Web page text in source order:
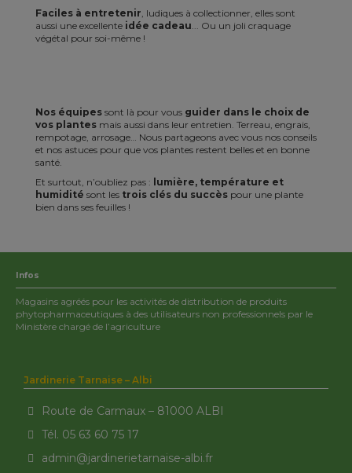
Faciles à entretenir , ludiques à collectionner, elles sont
aussi une excellente idée cadeau ... Ou un joli craquage
végétal pour soi-même !
Nos équipes sont là pour vous guider dans le choix de
vos plantes mais aussi dans leur entretien. Terreau, engrais,
rempotage, arrosage… Nous partageons avec vous nos conseils
et nos astuces pour que vos plantes restent belles et en bonne
santé.
Et surtout, n’oubliez pas : lumière, température et
humidité sont les trois clés du succès pour une plante
bien dans ses feuilles !
Infos
Magasins agréés pour les activités de distribution de produits
phytopharmaceutiques à des utilisateurs non professionnels par le
Ministère chargé de l’agriculture
Jardinerie Tarnaise – Albi
Route de Carmaux – 81000 ALBI
Tél. 05 63 60 75 17
admin@jardinerietarnaise-albi.fr